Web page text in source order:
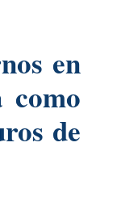
en
de